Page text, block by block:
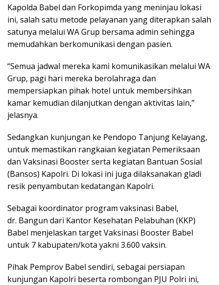
Kapolda Babel dan Forkopimda yang meninjau lokasi
ini, salah satu metode pelayanan yang diterapkan salah
satunya melalui WA Grup bersama admin sehingga
memudahkan berkomunikasi dengan pasien.
“Semua jadwal mereka kami komunikasikan melalui WA
Grup, pagi hari mereka berolahraga dan
mempersiapkan pihak hotel untuk membersihkan
kamar kemudian dilanjutkan dengan aktivitas lain,”
jelasnya.
Sedangkan kunjungan ke Pendopo Tanjung Kelayang,
untuk memastikan rangkaian kegiatan Pemeriksaan
dan Vaksinasi Booster serta kegiatan Bantuan Sosial
(Bansos) Kapolri. Di lokasi ini juga dilaksanakan gladi
resik penyambutan kedatangan Kapolri.
Sebagai koordinator program vaksinasi Babel,
dr. Bangun dari Kantor Kesehatan Pelabuhan (KKP)
Babel menjelaskan target Vaksinasi Booster Babel
untuk 7 kabupaten/kota yakni 3.600 vaksin.
Pihak Pemprov Babel sendiri, sebagai persiapan
kunjungan Kapolri beserta rombongan PJU Polri ini,